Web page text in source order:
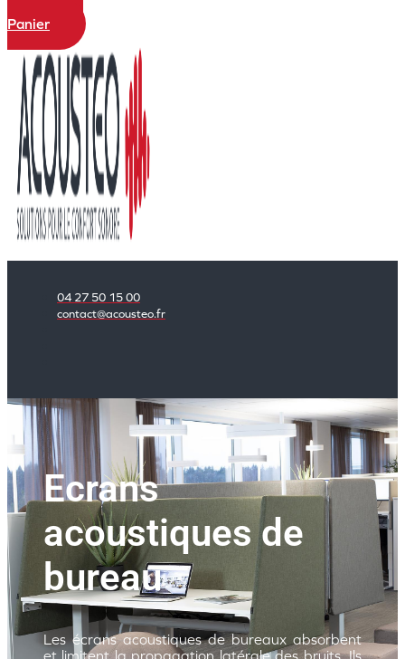
Panier
04 27 50 15 00
contact@acousteo.fr
Ecrans
acoustiques de
bureau
Les écrans acoustiques de bureaux absorbent
et limitent la propagation latérale des bruits. Ils